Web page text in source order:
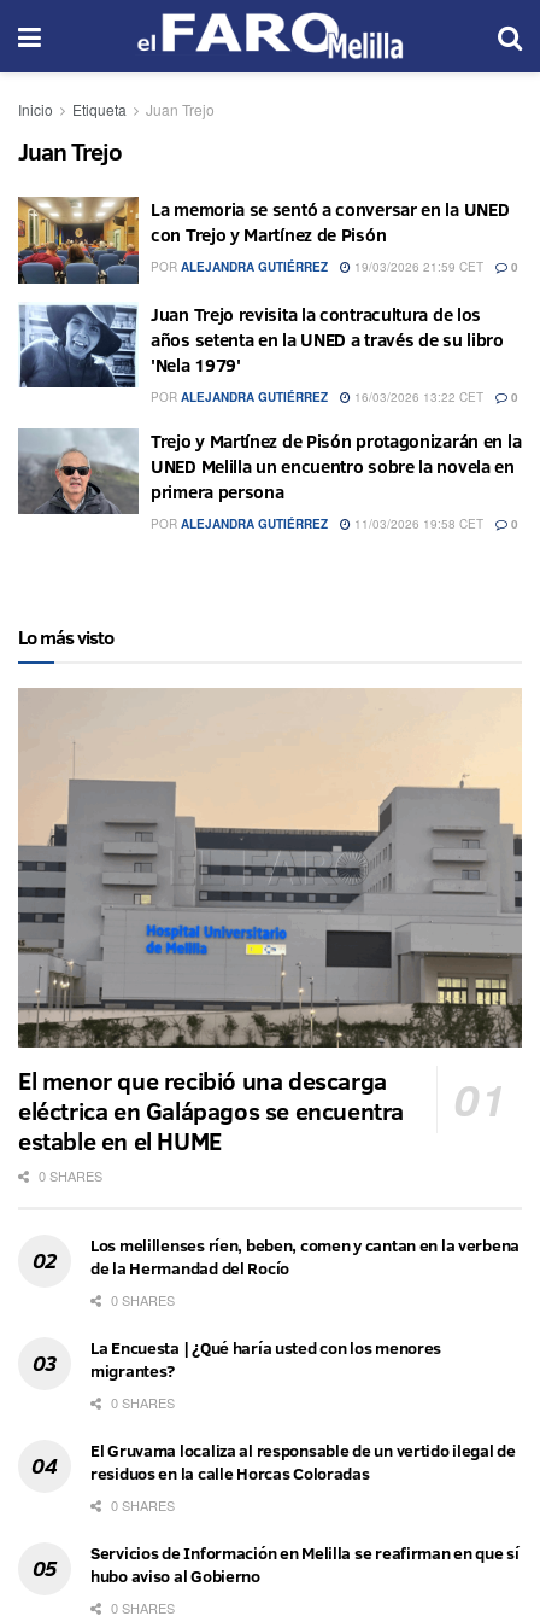
Inicio Etiqueta Juan Trejo
Juan Trejo
La memoria se sentó a conversar en la UNED
con Trejo y Martínez de Pisón
POR ALEJANDRA GUTIÉRREZ 19/03/2026 21:59 CET 0
Juan Trejo revisita la contracultura de los
años setenta en la UNED a través de su libro
'Nela 1979'
POR ALEJANDRA GUTIÉRREZ 16/03/2026 13:22 CET 0
Trejo y Martínez de Pisón protagonizarán en la
UNED Melilla un encuentro sobre la novela en
primera persona
POR ALEJANDRA GUTIÉRREZ 11/03/2026 19:58 CET 0
Lo más visto
El menor que recibió una descarga
eléctrica en Galápagos se encuentra
estable en el HUME
0 SHARES
Los melillenses ríen, beben, comen y cantan en la verbena
de la Hermandad del Rocío
0 SHARES
La Encuesta | ¿Qué haría usted con los menores
migrantes?
0 SHARES
El Gruvama localiza al responsable de un vertido ilegal de
residuos en la calle Horcas Coloradas
0 SHARES
Servicios de Información en Melilla se reafirman en que sí
hubo aviso al Gobierno
0 SHARES